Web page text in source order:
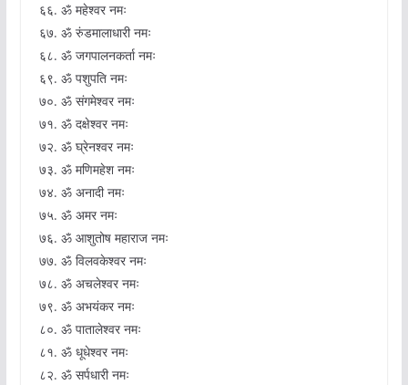
६६. ॐ महेश्वर नमः
६७. ॐ रुंडमालाधारी नमः
६८. ॐ जगपालनकर्ता नमः
६९. ॐ पशुपति नमः
७०. ॐ संगमेश्वर नमः
७१. ॐ दक्षेश्वर नमः
७२. ॐ घ्रेनश्वर नमः
७३. ॐ मणिमहेश नमः
७४. ॐ अनादी नमः
७५. ॐ अमर नमः
७६. ॐ आशुतोष महाराज नमः
७७. ॐ विलवकेश्वर नमः
७८. ॐ अचलेश्वर नमः
७९. ॐ अभयंकर नमः
८०. ॐ पातालेश्वर नमः
८१. ॐ धूधेश्वर नमः
८२. ॐ सर्पधारी नमः